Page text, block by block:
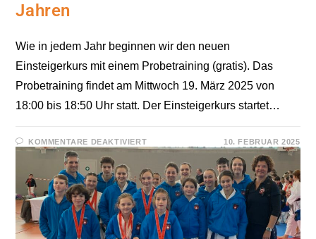
Jahren
Wie in jedem Jahr beginnen wir den neuen
Einsteigerkurs mit einem Probetraining (gratis). Das
Probetraining findet am Mittwoch 19. März 2025 von
18:00 bis 18:50 Uhr statt. Der Einsteigerkurs startet…
KOMMENTARE DEAKTIVIERTFÜR
KS
LANGNAU
LU:
NEUER
EINSTEIGERKURS
FÜR
KINDER
AB
5
JAHREN
10. FEBRUAR 2025